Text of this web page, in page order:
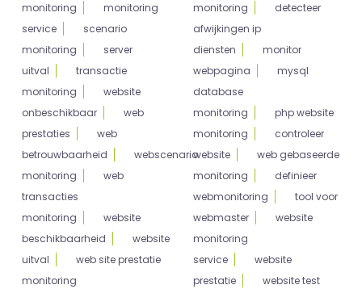
monitoring
monitoring
service
scenario
monitoring
server
uitval
transactie
monitoring
website
onbeschikbaar
web
prestaties
web
betrouwbaarheid
webscenario
monitoring
web
transacties
monitoring
website
beschikbaarheid
website
uitval
web site prestatie
monitoring
monitoring
detecteer
afwijkingen ip
diensten
monitor
webpagina
mysql
database
monitoring
php website
monitoring
controleer
website
web gebaseerde
monitoring
definieer
webmonitoring
tool voor
webmaster
website
monitoring
service
website
prestatie
website test